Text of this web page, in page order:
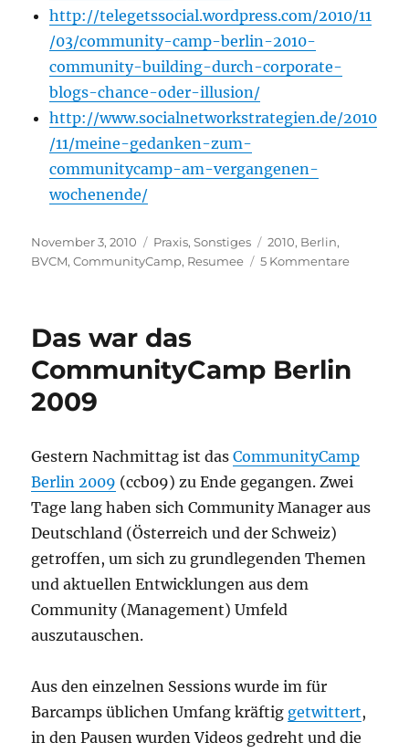
http://telegetssocial.wordpress.com/2010/11
/03/community-camp-berlin-2010-
community-building-durch-corporate-
blogs-chance-oder-illusion/
http://www.socialnetworkstrategien.de/2010
/11/meine-gedanken-zum-
communitycamp-am-vergangenen-
wochenende/
Veröffentlicht
am
November 3, 2010 Kategorien
Praxis,Sonstiges Schlagwörter
2010, Berlin,
BVCM,CommunityCamp, Resumee 5 Kommentarezu
Das war das
CommunityCamp Berlin
2009
Gestern Nachmittag ist dasCommunityCamp
Berlin 2009 (ccb09) zu Ende gegangen. Zwei
Tage lang haben sich Community Manager aus
Deutschland (Österreich und der Schweiz)
getroffen, um sich zu grundlegenden Themen
und aktuellen Entwicklungen aus dem
Community (Management) Umfeld
auszutauschen.
Aus den einzelnen Sessions wurde im für
Barcamps üblichen Umfang kräftig getwittert,
in den Pausen wurden Videos gedreht und die